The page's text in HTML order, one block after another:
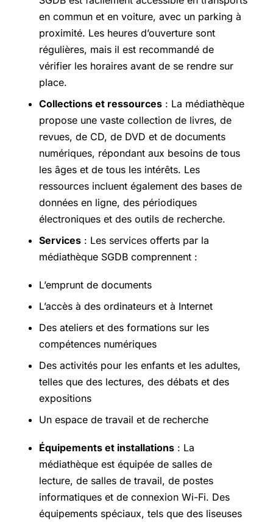
en commun et en voiture, avec un parking à
proximité. Les heures d’ouverture sont
régulières, mais il est recommandé de
vérifier les horaires avant de se rendre sur
place.
Collections et ressources : La médiathèque
propose une vaste collection de livres, de
revues, de CD, de DVD et de documents
numériques, répondant aux besoins de tous
les âges et de tous les intérêts. Les
ressources incluent également des bases de
données en ligne, des périodiques
électroniques et des outils de recherche.
Services : Les services offerts par la
médiathèque SGDB comprennent :
L’emprunt de documents
L’accès à des ordinateurs et à Internet
Des ateliers et des formations sur les
compétences numériques
Des activités pour les enfants et les adultes,
telles que des lectures, des débats et des
expositions
Un espace de travail et de recherche
Équipements et installations : La
médiathèque est équipée de salles de
lecture, de salles de travail, de postes
informatiques et de connexion Wi-Fi. Des
équipements spéciaux, tels que des liseuses